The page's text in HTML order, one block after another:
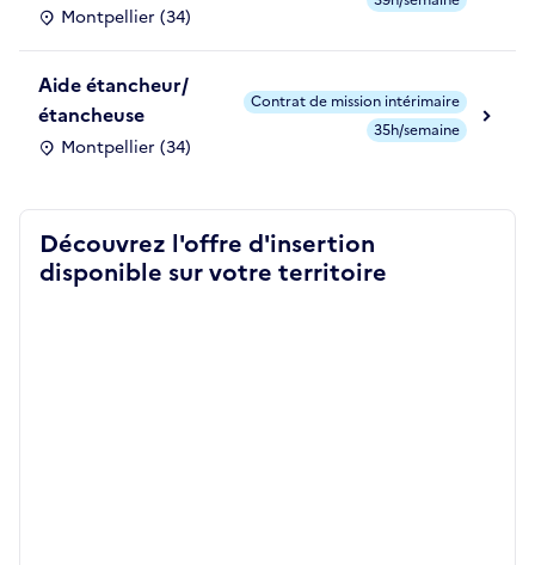
Montpellier (34)
Aide étancheur/
étancheuse
Montpellier (34)
Contrat de mission intérimaire
35h/semaine
Découvrez l'offre d'insertion
disponible sur votre territoire